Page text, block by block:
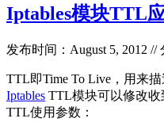
Iptables模块TTL
发布时间：August 5, 2012 //
TTL即Time To Live，用来
Iptables TTL模块可以修改收
TTL使用参数：